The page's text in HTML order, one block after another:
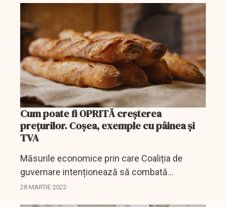
Cum poate fi OPRITĂ creșterea
prețurilor. Coșea, exemple cu pâinea şi
TVA
Măsurile economice prin care Coaliția de
guvernare intenționează să combată
creșterile de prețuri sunt gata. Iar săptămâna
28 MARTIE 2022